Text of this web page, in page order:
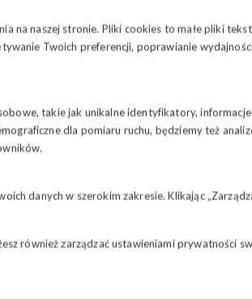
na naszej stronie. Pliki cookies to małe pliki
Twoich preferencji, poprawianie
takie jak unikalne identyfikatory, informacje
dla pomiaru ruchu, będziemy też
danych w szerokim zakresie. Klikając
również zarządzać ustawieniami prywatności